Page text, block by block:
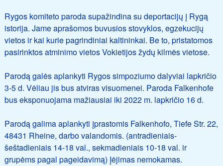
Rygos komiteto paroda supažindina su deportacijų į Rygą
istorija. Jame aprašomos buvusios stovyklos, egzekucijų
vietos ir kai kurie pagrindiniai kaltininkai. Be to, pristatomos
pasirinktos atminimo vietos Vokietijos žydų kilmės vietose.
Parodą galės aplankyti Rygos simpoziumo dalyviai lapkričio
3-5 d. Vėliau jis bus atviras visuomenei. Paroda Falkenhofe
bus eksponuojama mažiausiai iki 2022 m. lapkričio 16 d.
Parodą galima aplankyti įprastomis Falkenhofo, Tiefe Str. 22,
48431 Rheine, darbo valandomis. (antradieniais-
šeštadieniais 14-18 val., sekmadieniais 10-18 val. ir
grupėms pagal pageidavimą) Įėjimas nemokamas.